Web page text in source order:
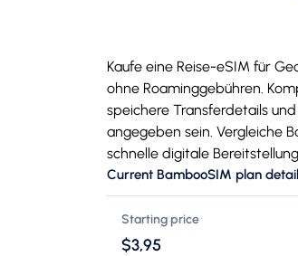
Kaufe eine Reise-eSIM für
ohne Roaminggebühren.
speichere Transferdetails
angegeben sein. Vergleiche
schnelle digitale
Current BambooSIM plan
Starting price
$3,95